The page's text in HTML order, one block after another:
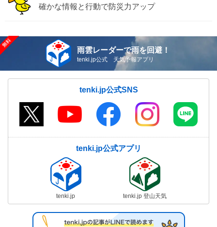
確かな情報と行動で防災力アップ
雨雲レーダーで雨を回避！
tenki.jp公式 天気予報アプリ
tenki.jp公式SNS
tenki.jp公式アプリ
tenki.jp tenki.jp 登山天気